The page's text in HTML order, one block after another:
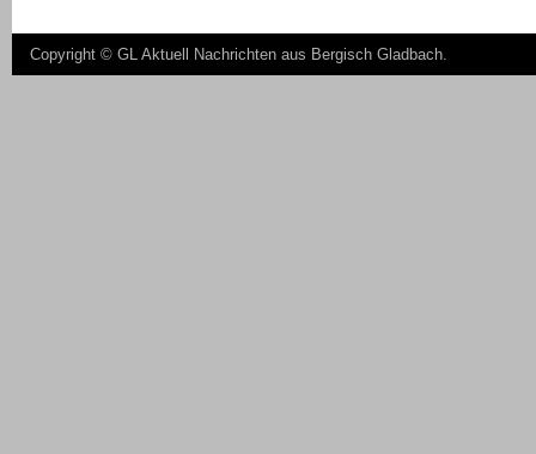
Copyright © GL Aktuell Nachrichten aus Bergisch Gladbach.